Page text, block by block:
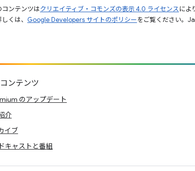
ンテンツはクリエイティブ・コモンズの表示 4.0 ライセンスによ
くは、 Google Developers サイトのポリシーをご覧ください。
ンテンツ
のアップデート
介
イブ
キャストと番組